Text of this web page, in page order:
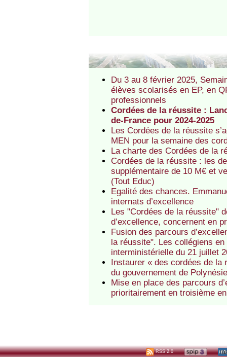
Du 3 au 8 février 2025,
élèves scolarisés en EP, en
professionnels
Cordées de la réussite :
de-France pour 2024-2025
Les Cordées de la réussite
MEN pour la semaine des
La charte des Cordées de la
Cordées de la réussite : les
supplémentaire de 10 M€ et
(Tout Educ)
Egalité des chances.
internats d’excellence
Les "Cordées de la réussite"
d’excellence, concernent en
Fusion des parcours
la réussite". Les collégiens
interministérielle du 21 juillet
Instaurer « des cordées de la
du gouvernement de
Mise en place des parcours
prioritairement en troisième
RSS 2.0